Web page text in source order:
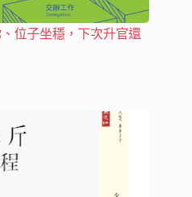
位子坐穩，下次升官還